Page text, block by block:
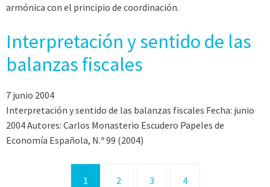
armónica con el principio de coordinación.
Interpretación y sentido de las
balanzas fiscales
7 junio 2004
Interpretación y sentido de las balanzas fiscales Fecha: junio
2004 Autores: Carlos Monasterio Escudero Papeles de
Economía Española, N.º 99 (2004)
1 2 3 4